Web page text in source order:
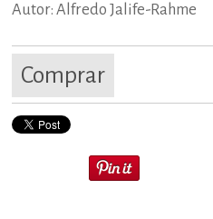
Autor: Alfredo Jalife-Rahme
Comprar